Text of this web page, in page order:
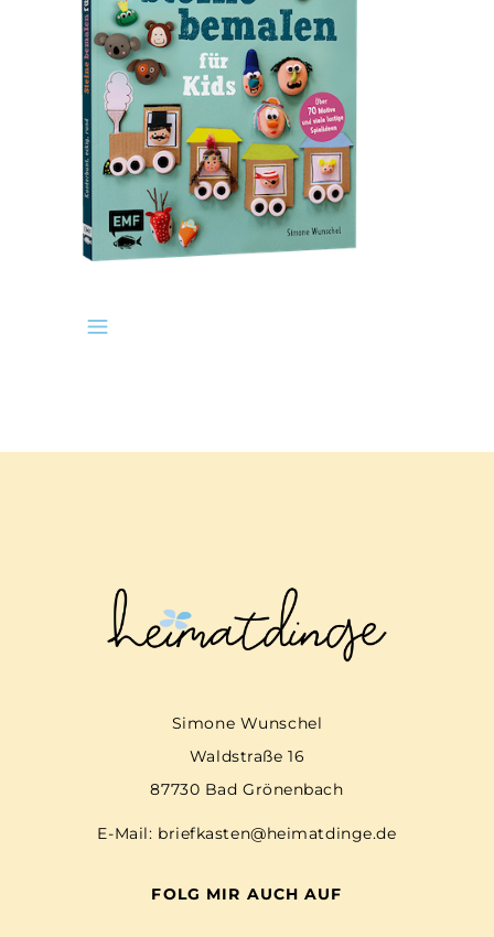
Simone Wunschel
Waldstraße 16
87730 Bad Grönenbach
E-Mail: briefkasten@heimatdinge.de
FOLG MIR AUCH AUF